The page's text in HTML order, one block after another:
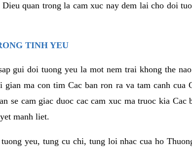
quan trong la cam xuc nay dem lai cho doi
TINH YEU
gui doi tuong yeu la mot nem trai khong the
ma con tim Cac ban ron ra va tam canh cua
se cam giac duoc cac cam xuc ma truoc kia Cac
manh liet.
yeu, tung cu chi, tung loi nhac cua ho